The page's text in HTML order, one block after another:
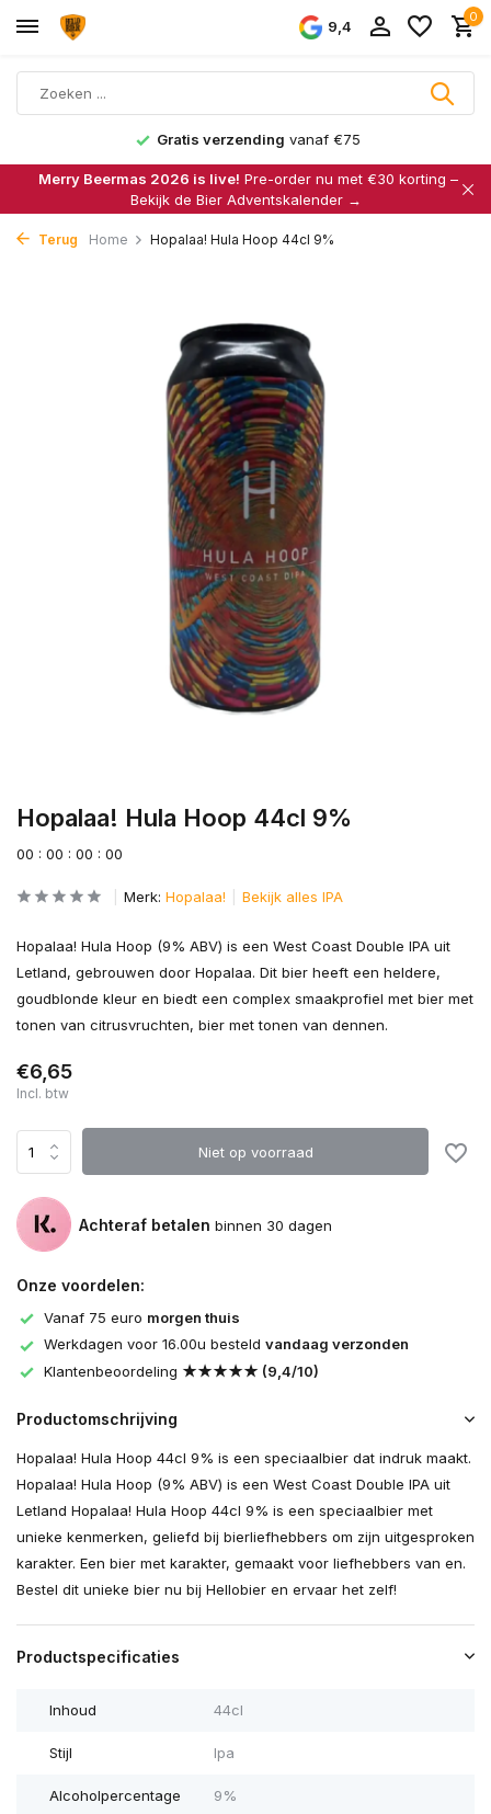
9,4
0
Gratis verzending vanaf €75
Merry Beermas 2026 is live! Pre-order nu met €30 korting –
Bekijk de Bier Adventskalender →
Terug Home Hopalaa! Hula Hoop 44cl 9%
Hopalaa! Hula Hoop 44cl 9%
00 : 00 : 00 : 00
Merk: Hopalaa! Bekijk alles IPA
Hopalaa! Hula Hoop (9% ABV) is een West Coast Double IPA uit
Letland, gebrouwen door Hopalaa. Dit bier heeft een heldere,
goudblonde kleur en biedt een complex smaakprofiel met bier met
tonen van citrusvruchten, bier met tonen van dennen.
€6,65
Incl. btw
Niet op voorraad
Achteraf betalen binnen 30 dagen
Onze voordelen:
Vanaf 75 euro morgen thuis
Werkdagen voor 16.00u besteld vandaag verzonden
Klantenbeoordeling ★★★★★ (9,4/10)
Productomschrijving
Hopalaa! Hula Hoop 44cl 9% is een speciaalbier dat indruk maakt.
Hopalaa! Hula Hoop (9% ABV) is een West Coast Double IPA uit
Letland Hopalaa! Hula Hoop 44cl 9% is een speciaalbier met
unieke kenmerken, geliefd bij bierliefhebbers om zijn uitgesproken
karakter. Een bier met karakter, gemaakt voor liefhebbers van en.
Bestel dit unieke bier nu bij Hellobier en ervaar het zelf!
Productspecificaties
Inhoud 44cl
Stijl Ipa
Alcoholpercentage 9%